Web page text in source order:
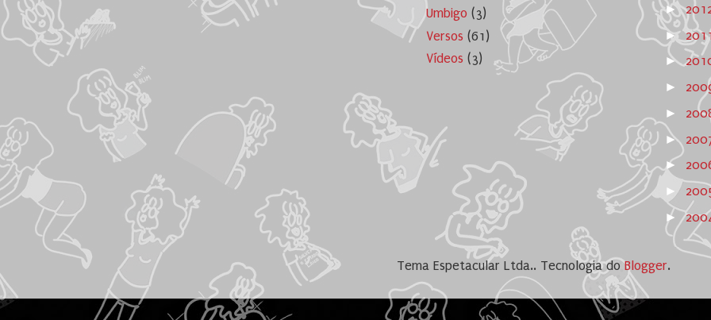
Umbigo (3)
Versos (61)
Vídeos (3)
►
►
►
►
►
►
►
►
►
Tema Espetacular Ltda.. Tecnologia doBlogger.